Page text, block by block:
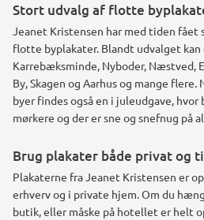
Stort udvalg af flotte
Jeanet Kristensen har med tiden fået
flotte byplakater. Blandt udvalget
Karrebæksminde, Nyboder, Næstved,
By, Skagen og Aarhus og mange
byer findes også en i juleudgave,
mørkere og der er sne og snefnug på
Brug plakater både privat og
Plakaterne fra Jeanet Kristensen er
erhverv og i private hjem. Om du
butik, eller måske på hotellet er helt